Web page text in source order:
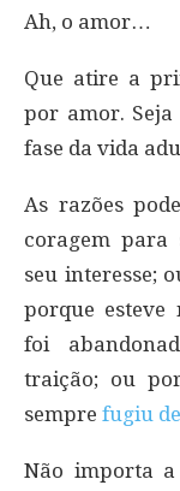
Ah, o amor…
Que atire a
por amor.
fase da vida
As razões
coragem para
seu interesse;
porque esteve
foi
traição; ou
sempre fugiu
Não importa a